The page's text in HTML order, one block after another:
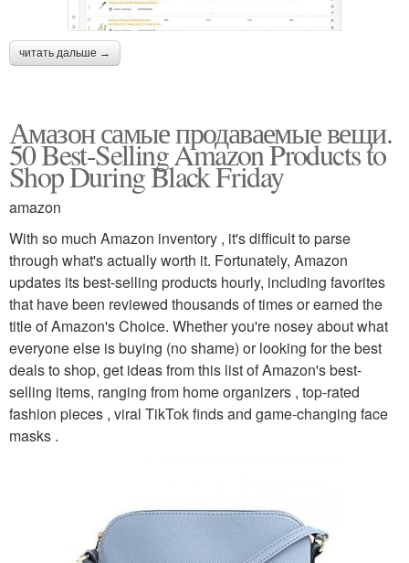
читать дальше →
Амазон самые продаваемые вещи.
50 Best-Selling Amazon Products to
Shop During Black Friday
amazon
With so much Amazon inventory , it's difficult to parse
through what's actually worth it. Fortunately, Amazon
updates its best-selling products hourly, including favorites
that have been reviewed thousands of times or earned the
title of Amazon's Choice. Whether you're nosey about what
everyone else is buying (no shame) or looking for the best
deals to shop, get ideas from this list of Amazon's best-
selling items, ranging from home organizers , top-rated
fashion pieces , viral TikTok finds and game-changing face
masks .